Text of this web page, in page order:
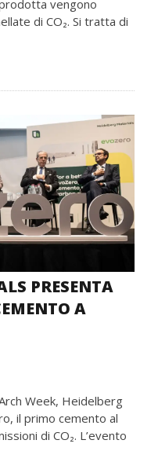
vengono
di CO₂. Si tratta di
PRESENTA
A
Week, Heidelberg
il primo cemento al
di CO₂. L’evento